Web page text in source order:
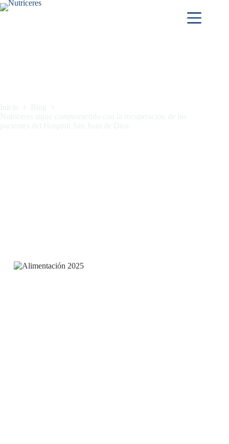
Inicio
Blog
Nutriceres sigue comprometido con la recuperación de los
pacientes del Hospital San Juan de Dios